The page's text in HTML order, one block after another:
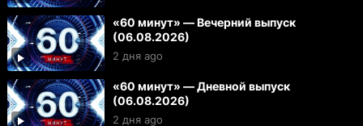
«60 минут» — Вечерний выпуск
(06.08.2026)
2 дня ago
«60 минут» — Дневной выпуск
(06.08.2026)
2 дня ago